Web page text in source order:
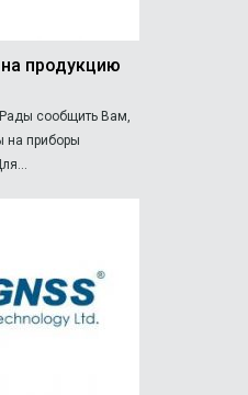
продукцию
сообщить Вам,
на приборы